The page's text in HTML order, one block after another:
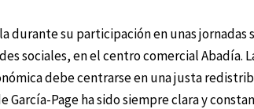
durante su participación en unas jornadas
sociales, en el centro comercial Abadía.
debe centrarse en una justa
García-Page ha sido siempre clara y